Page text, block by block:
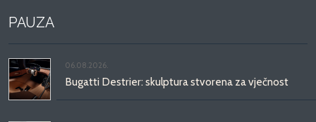
PAUZA
06.08.2026.
Bugatti Destrier: skulptura stvorena za vječnost